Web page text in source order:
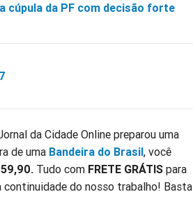
cúpula da PF com decisão forte
da Cidade Online preparou uma
de uma Bandeira do Brasil, você
Tudo com FRETE GRÁTIS para
do nosso trabalho! Basta